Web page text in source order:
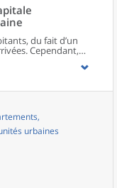
du fait d’un
Cependant,
notamment les
d’un tiers d’entre
s’accompagne le
Plus de la moitié
de travail. La
sanitaire, pourrait
urbaines